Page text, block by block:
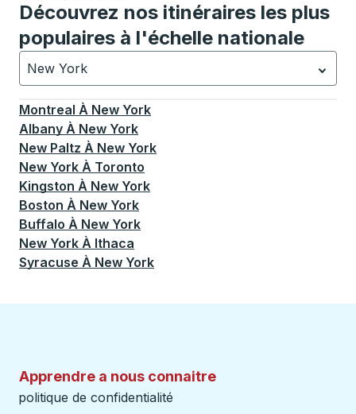
Découvrez nos itinéraires les plus
populaires à l'échelle nationale
New York
Actuellement sélectionné: New York.La sélection est
Montreal À New York
Albany À New York
New Paltz À New York
New York À Toronto
Kingston À New York
Boston À New York
Buffalo À New York
New York À Ithaca
Syracuse À New York
Apprendre a nous connaitre
politique de confidentialité